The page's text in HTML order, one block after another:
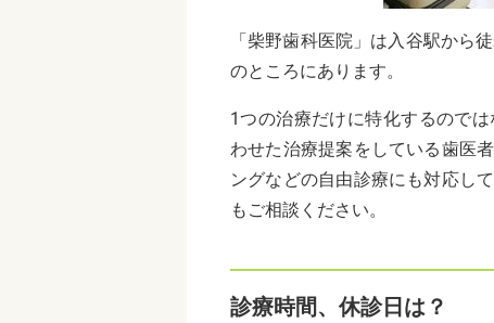
「柴野歯科医院」は入谷駅から
のところにあります。
1つの治療だけに特化するので
わせた治療提案をしている歯医
ングなどの自由診療にも対応し
もご相談ください。
診療時間、休診日は？